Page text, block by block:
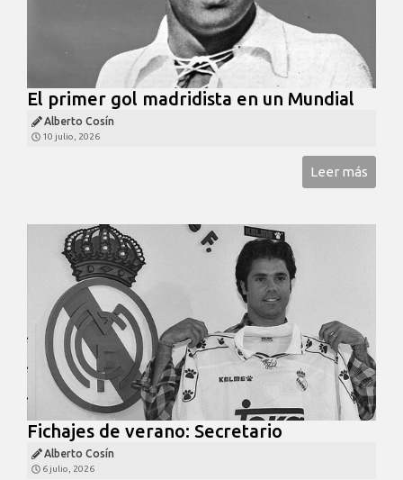
El primer gol madridista en un Mundial
Alberto Cosín
10 julio, 2026
Leer más
Fichajes de verano: Secretario
Alberto Cosín
6 julio, 2026